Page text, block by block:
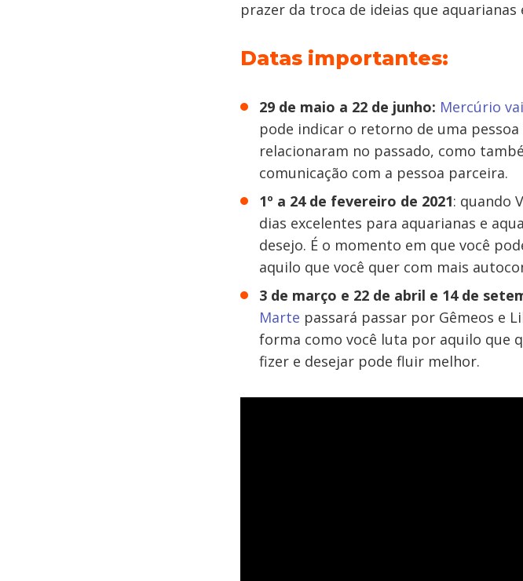
prazer da troca de ideias que aquarianas
Datas importantes:
29 de maio a 22 de junho: Mercúrio
pode indicar o retorno de uma
relacionaram no passado, como
comunicação com a pessoa parceira.
1º a 24 de fevereiro de 2021: quando
dias excelentes para aquarianas e
desejo. É o momento em que você
aquilo que você quer com mais
3 de março e 22 de abril e 14 de
Marte passará passar por Gêmeos e
forma como você luta por aquilo que
fizer e desejar pode fluir melhor.